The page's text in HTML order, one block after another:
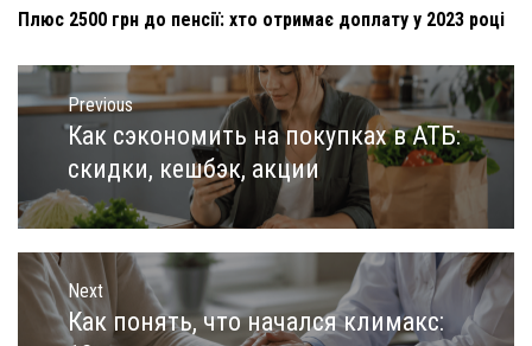
Плюс 2500 грн до пенсії: хто отримає доплату у 2023 році
Навигация
по
записям
Previous
Previous
post:
Как сэкономить на покупках в АТБ:
скидки, кешбэк, акции
Next
Next
Как понять, что начался климакс: